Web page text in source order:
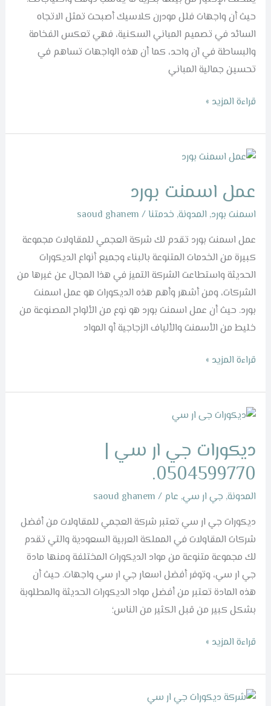
حيث أن واجهات فلل مودرن كلاسيك أصبحت تمثل الاتجاه
السائد في تصميم المباني السكنية، فهي تعكس الفخامة
والبساطة في آن واحد، كما أن هذه الواجهات تساهم في
تحسين جمالية المباني
قراءة المزيد »
عمل اسمنت بورد
اسمنت بورد, المدونة, خدمتنا /
saoud ghanem
عمل اسمنت بورد تقدم لك شركة العجمي للمقاولات مجموعة
كبيرة من الخدمات المتنوعة بالبناء وجميع أنواع الديكورات
الحديثة واستطاعت الشركة التميز في هذا المجال عن غيرها من
الشركات، ومن أشهر وأهم هذه الديكورات هو عمل اسمنت
بورد. حيث أن عمل اسمنت بورد هو نوع من الألواح المصنوعة من
خليط من الأسمنت والألياف الزجاجية أو المواد
عمل
بورد
قراءة المزيد »
ديكورات جي ار سي |
0504599770.
المدونة, جي ار سي, عام /
saoud ghanem
ديكورات جي ار سي تعتبر شركة العجمي للمقاولات من أفضل
شركات المقاولات في المملكة العربية السعودية والتي تقدم
لك مجموعة متنوعة من مواد الديكورات المختلفة ومنها مادة
جي ار سي، وتوفر أفضل اسعار جي ار سي واجهات. حيث أن
هذه المادة تعتبر من أفضل مواد الديكورات الحديثة والمطلوبة
بشكل كبير من قبل الكثير من الناس؛
ديكورات
ار
سي
0504599770.
قراءة المزيد »
افضل